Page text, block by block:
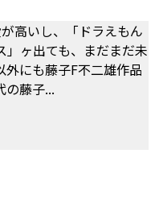
高いし、「ドラえもん
」ヶ出ても、まだまだ未
にも藤子F不二雄作品
の藤子...